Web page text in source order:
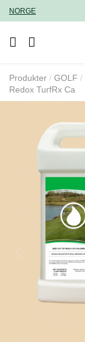
NORGE
Produkter GOLF
Redox TurfRx Ca